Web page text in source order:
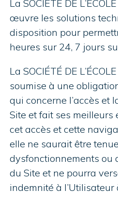
La SOCIÉTÉ DE
œuvre les solutions
disposition pour
heures sur 24, 7 jours
La SOCIÉTÉ DE
soumise à une
qui concerne l’accès et
Site et fait ses
cet accès et cette
elle ne saurait être
dysfonctionnements ou
du Site et ne pourra
indemnité à l’Utilisateur